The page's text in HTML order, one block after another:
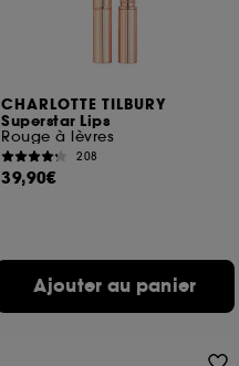
CHARLOTTE TILBURY
Superstar Lips
Rouge à lèvres
208
39,90€
Ajouter au panier